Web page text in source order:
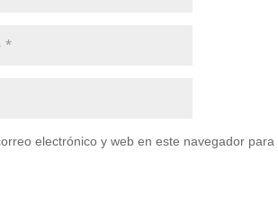
electrónico y web en este navegador para